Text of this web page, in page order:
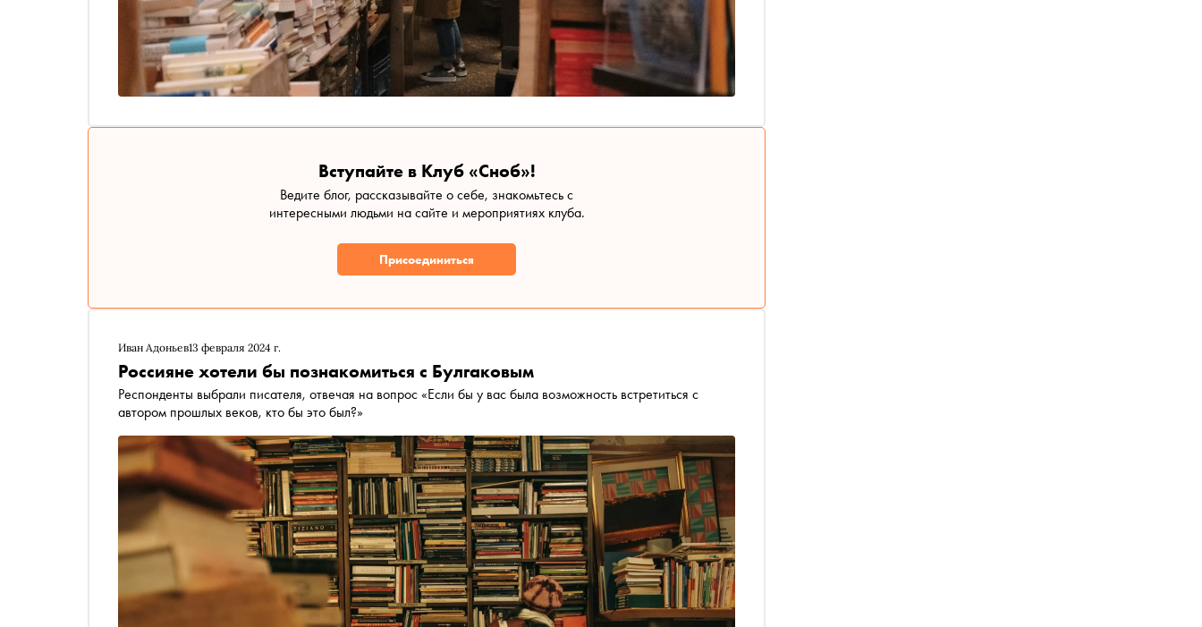
Вступайте в Клуб «Сноб»!
Ведите блог, рассказывайте о себе, знакомьтесь с
интересными людьми на сайте и мероприятиях клуба.
Присоединиться
Иван Адоньев13 февраля 2024 г.
Россияне хотели бы познакомиться с Булгаковым
Респонденты выбрали писателя, отвечая на вопрос «Если бы у вас была возможность встретиться с
автором прошлых веков, кто бы это был?»